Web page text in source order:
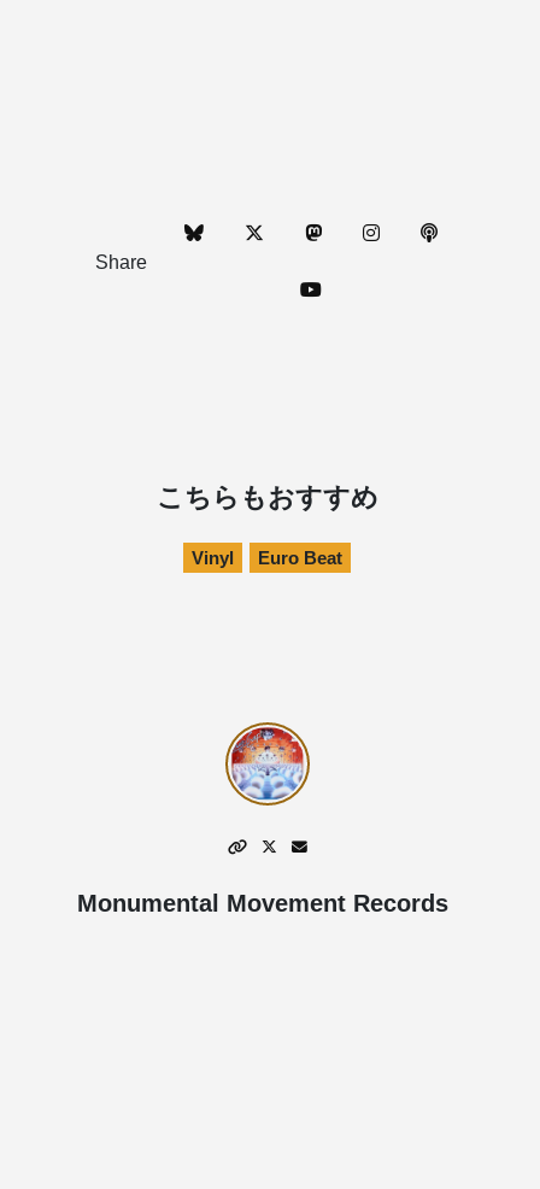
Share
こちらもおすすめ
Vinyl Euro Beat
Monumental Movement Records